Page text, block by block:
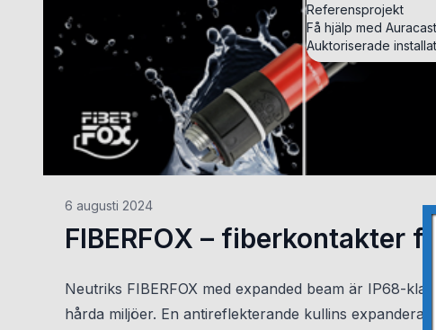
Referensprojekt
Få hjälp med
Auktoriserade
6 augusti 2024
FIBERFOX – fiberkontakter
Neutriks FIBERFOX med expanded beam är IP68-
hårda miljöer. En antireflekterande kullins